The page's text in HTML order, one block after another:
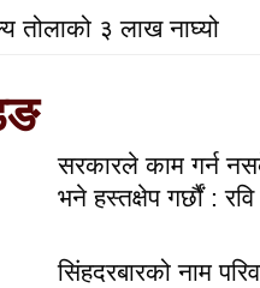
तोलाको ३ लाख नाघ्यो
सरकारले काम गर्न
भने हस्तक्षेप गर्छौं :
सिंहदरबारको नाम